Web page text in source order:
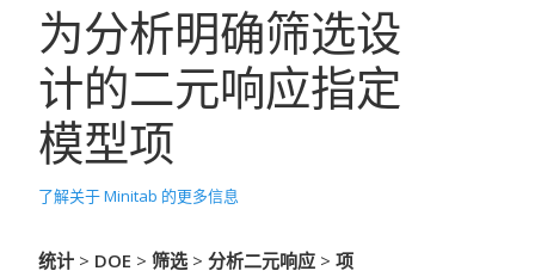
为分析明确筛选设
计的二元响应指定
模型项
了解关于 Minitab 的更多信息
统计 > DOE > 筛选 > 分析二元响应 > 项